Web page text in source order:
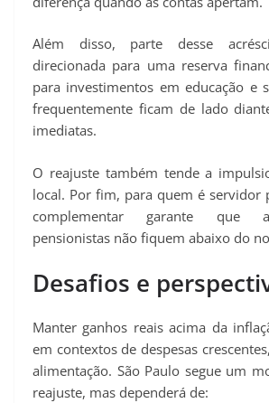
Além disso, parte desse
direcionada para uma reserva
para investimentos em educação e
frequentemente ficam de lado
imediatas.
O reajuste também tende a
local. Por fim, para quem é servidor
complementar garante que
pensionistas não fiquem abaixo do
Desafios e
Manter ganhos reais acima da
em contextos de despesas
alimentação. São Paulo segue um
reajuste, mas dependerá de: